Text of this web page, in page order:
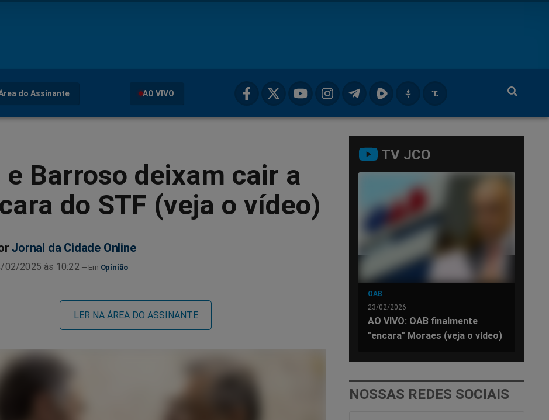
do Assinante AO VIVO
e Barroso deixam cair a
do STF (veja o vídeo)
Jornal da Cidade Online
02/2025 às 10:22 Opinião
LER NA ÁREA DO ASSINANTE
TV JCO
OAB
23/02/2026
AO VIVO: OAB finalmente
"encara" Moraes (veja o vídeo)
NOSSAS REDES SOCIAIS